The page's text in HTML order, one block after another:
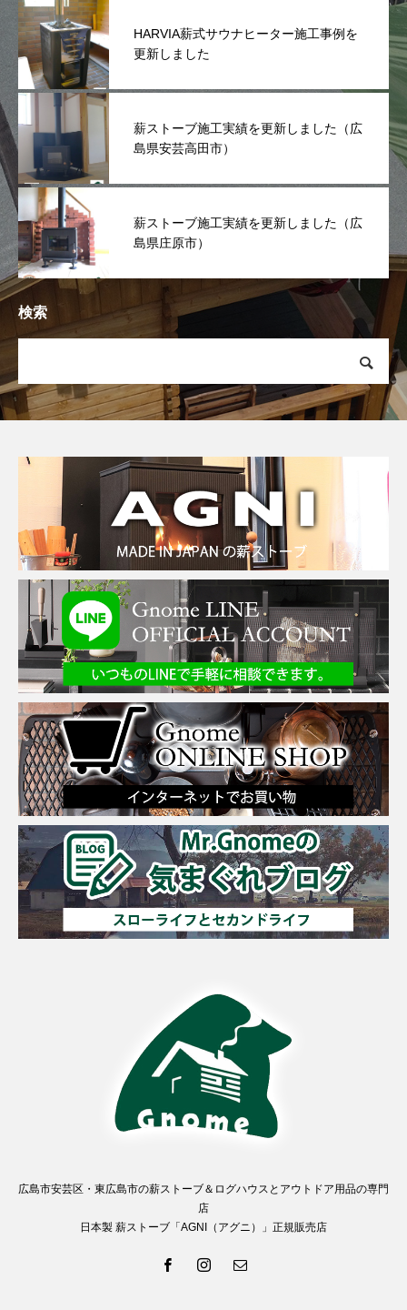
HARVIA薪式サウナヒーター施工事例を
更新しました
薪ストーブ施工実績を更新しました（広
島県安芸高田市）
薪ストーブ施工実績を更新しました（広
島県庄原市）
検索
広島市安芸区・東広島市の薪ストーブ＆ログハウスとアウトドア用品の専門
店
日本製 薪ストーブ「AGNI（アグニ）」正規販売店